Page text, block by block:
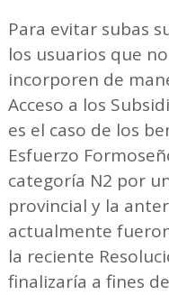
Para evitar subas
los usuarios que
incorporen de
Acceso a los
es el caso de los
Esfuerzo
categoría N2 por
provincial y la
actualmente
la reciente
finalizaría a fines